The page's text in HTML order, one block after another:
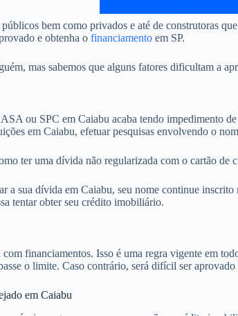
bem como privados e até de construtoras
e obtenha o financiamento em SP.
mas sabemos que alguns fatores dificultam a
ou SPC em Caiabu acaba tendo impedimento
em Caiabu, efetuar pesquisas envolvendo o
ter uma dívida não regularizada com o cartão
a sua dívida em Caiabu, seu nome continue
tentar obter seu crédito imobiliário.
financiamentos. Isso é uma regra vigente em
o limite. Caso contrário, será difícil ser aprovado
em Caiabu